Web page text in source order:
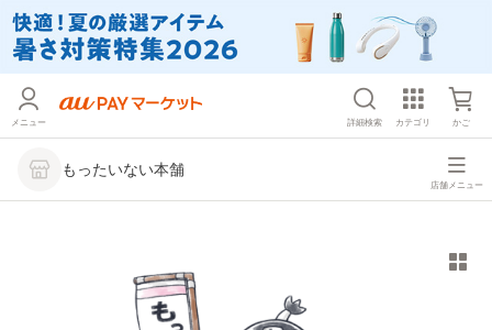
メニュー 詳細検索 カテゴリ かご
もったいない本舗
店舗メニュー